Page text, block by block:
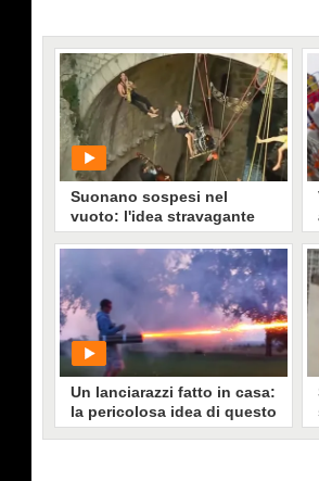
Suonano sospesi nel
vuoto: l'idea stravagante
della band francese
585• diWorldNews
Un lanciarazzi fatto in casa:
la pericolosa idea di questo
ragazzo